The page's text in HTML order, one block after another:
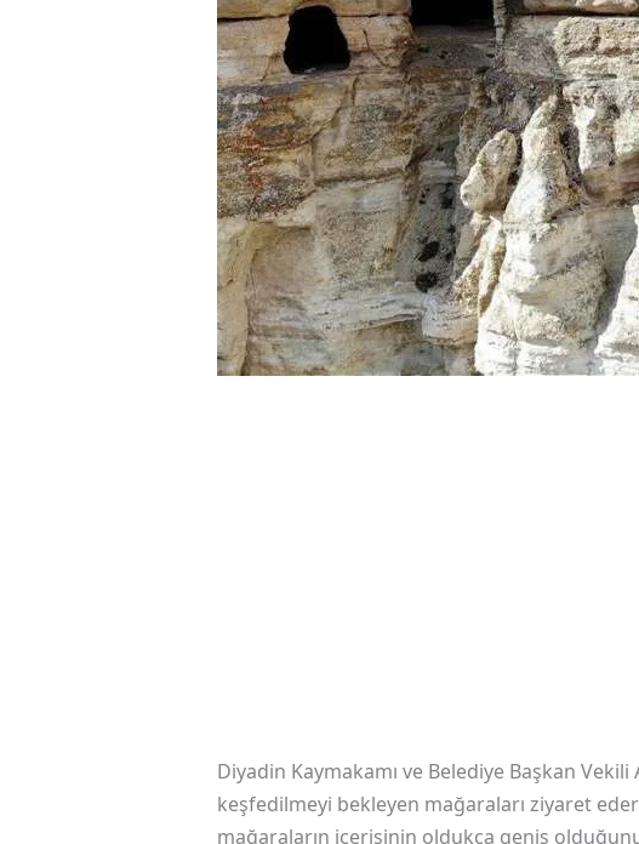
Diyadin Kaymakamı ve Belediye Başkan
keşfedilmeyi bekleyen mağaraları ziyaret
mağaraların içerisinin oldukça geniş